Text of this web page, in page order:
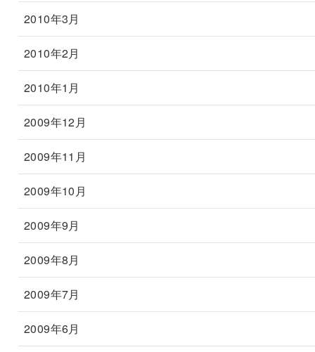
2010年3月
2010年2月
2010年1月
2009年12月
2009年11月
2009年10月
2009年9月
2009年8月
2009年7月
2009年6月